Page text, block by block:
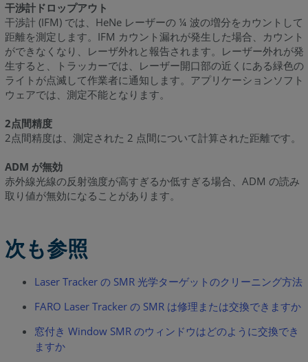
干渉計ドロップアウト
干渉計 (IFM) では、HeNe レーザーの ¼ 波の増分をカウントして
距離を測定します。IFM カウント漏れが発生した場合、カウント
ができなくなり、レーザ外れと報告されます。レーザー外れが発
生すると、トラッカーでは、レーザー開口部の近くにある緑色の
ライトが点滅して作業者に通知します。アプリケーションソフト
ウェアでは、測定不能となります。
2点間精度
2点間精度は、測定された 2 点間について計算された距離です。
ADM が無効
赤外線光線の反射強度が高すぎるか低すぎる場合、ADM の読み
取り値が無効になることがあります。
次も参照
Laser Tracker の SMR 光学ターゲットのクリーニング方法
FARO Laser Tracker の SMR は修理または交換できますか
窓付き Window SMR のウィンドウはどのように交換でき
ますか